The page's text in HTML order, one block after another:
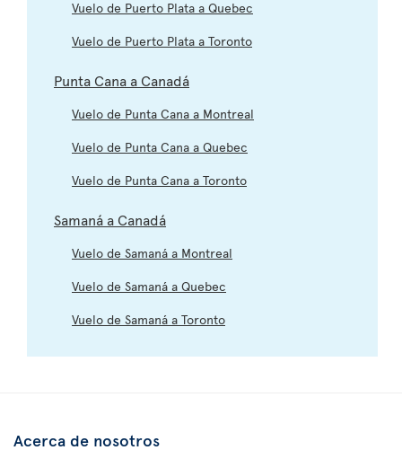
Vuelo de Puerto Plata a Quebec
Vuelo de Puerto Plata a Toronto
Punta Cana a Canadá
Vuelo de Punta Cana a Montreal
Vuelo de Punta Cana a Quebec
Vuelo de Punta Cana a Toronto
Samaná a Canadá
Vuelo de Samaná a Montreal
Vuelo de Samaná a Quebec
Vuelo de Samaná a Toronto
Acerca de nosotros